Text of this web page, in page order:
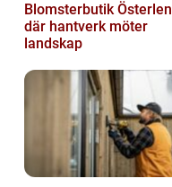
Blomsterbutik Österlen
där hantverk möter
landskap